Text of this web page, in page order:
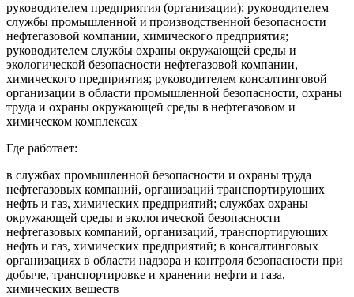
руководителем предприятия (организации); руководителем
службы промышленной и производственной безопасности
нефтегазовой компании, химического предприятия;
руководителем службы охраны окружающей среды и
экологической безопасности нефтегазовой компании,
химического предприятия; руководителем консалтинговой
организации в области промышленной безопасности, охраны
труда и охраны окружающей среды в нефтегазовом и
химическом комплексах
Где работает:
в службах промышленной безопасности и охраны труда
нефтегазовых компаний, организаций транспортирующих
нефть и газ, химических предприятий; службах охраны
окружающей среды и экологической безопасности
нефтегазовых компаний, организаций, транспортирующих
нефть и газ, химических предприятий; в консалтинговых
организациях в области надзора и контроля безопасности при
добыче, транспортировке и хранении нефти и газа,
химических веществ